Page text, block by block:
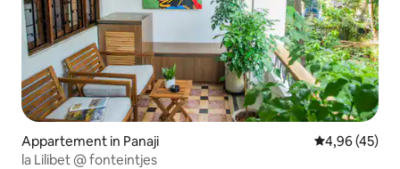
Appartement in Panaji Gemiddelde
4,96 (45)
la Lilibet @ fonteintjes